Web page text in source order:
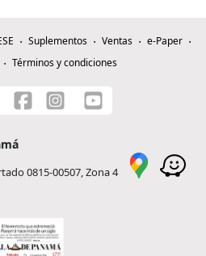
Suplementos Ventas
e-Paper
Términos y condiciones
0815-00507, Zona 4